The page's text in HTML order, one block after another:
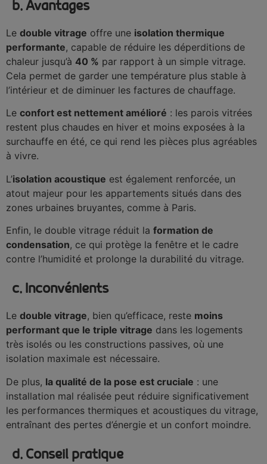
b. Avantages
Le double vitrage offre une isolation thermique
performante, capable de réduire les déperditions de
chaleur jusqu’à 40 % par rapport à un simple vitrage.
Cela permet de garder une température plus stable à
l’intérieur et de diminuer les factures de chauffage.
Le confort est nettement amélioré : les parois vitrées
restent plus chaudes en hiver et moins exposées à la
surchauffe en été, ce qui rend les pièces plus agréables
à vivre.
L’isolation acoustique est également renforcée, un
atout majeur pour les appartements situés dans des
zones urbaines bruyantes, comme à Paris.
Enfin, le double vitrage réduit la formation de
condensation, ce qui protège la fenêtre et le cadre
contre l’humidité et prolonge la durabilité du vitrage.
c. Inconvénients
Le double vitrage, bien qu’efficace, reste moins
performant que le triple vitrage dans les logements
très isolés ou les constructions passives, où une
isolation maximale est nécessaire.
De plus, la qualité de la pose est cruciale : une
installation mal réalisée peut réduire significativement
les performances thermiques et acoustiques du vitrage,
entraînant des pertes d’énergie et un confort moindre.
d. Conseil pratique